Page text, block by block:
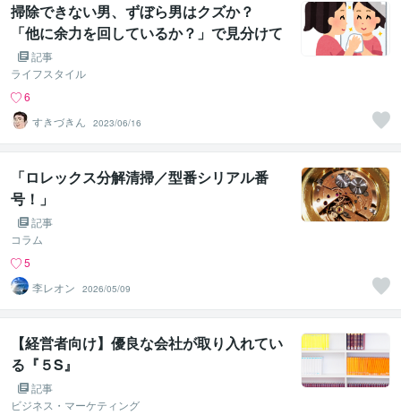
掃除できない男、ずぼら男はクズか？
「他に余力を回しているか？」で見分けて
いる記事
ライフスタイル
6
すきづきん
2023/06/16
「ロレックス分解清掃／型番シリアル番
号！」
記事
コラム
5
李レオン
2026/05/09
【経営者向け】優良な会社が取り入れてい
る『５S』
記事
ビジネス・マーケティング